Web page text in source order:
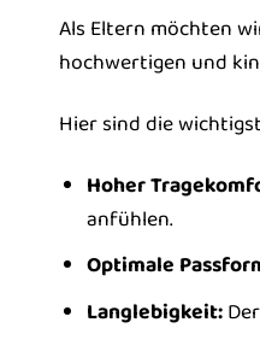
Als Eltern möchten
hochwertigen und
Hier sind die
Hoher
anfühlen.
Optimale
Langlebigkeit: